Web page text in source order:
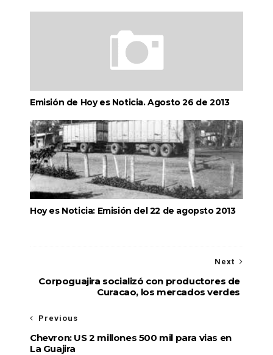
Emisión de Hoy es Noticia. Agosto 26 de 2013
Hoy es Noticia: Emisión del 22 de agopsto 2013
Next
Corpoguajira socializó con productores de
Curacao, los mercados verdes
Previous
Chevron: US 2 millones 500 mil para vias en
La Guajira